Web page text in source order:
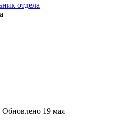
отдела
Обновлено 19 мая